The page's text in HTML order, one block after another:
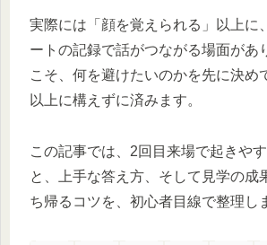
実際には「顔を覚えられる」以上に
ートの記録で話がつながる場面があ
こそ、何を避けたいのかを先に決め
以上に構えずに済みます。
この記事では、2回目来場で起きや
と、上手な答え方、そして見学の成
ち帰るコツを、初心者目線で整理し